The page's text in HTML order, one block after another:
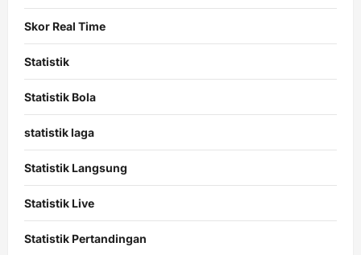
Skor Real Time
Statistik
Statistik Bola
statistik laga
Statistik Langsung
Statistik Live
Statistik Pertandingan